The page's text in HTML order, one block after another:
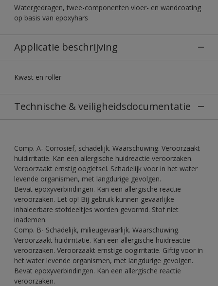
Watergedragen, twee-componenten vloer- en wandcoating
op basis van epoxyhars
Applicatie beschrijving
Kwast en roller
Technische & veiligheidsdocumentatie
Comp. A- Corrosief, schadelijk. Waarschuwing. Veroorzaakt
huidirritatie. Kan een allergische huidreactie veroorzaken.
Veroorzaakt ernstig oogletsel. Schadelijk voor in het water
levende organismen, met langdurige gevolgen.
Bevat epoxyverbindingen. Kan een allergische reactie
veroorzaken. Let op! Bij gebruik kunnen gevaarlijke
inhaleerbare stofdeeltjes worden gevormd. Stof niet
inademen.
Comp. B- Schadelijk, milieugevaarlijk. Waarschuwing.
Veroorzaakt huidirritatie. Kan een allergische huidreactie
veroorzaken. Veroorzaakt ernstige oogirritatie. Giftig voor in
het water levende organismen, met langdurige gevolgen.
Bevat epoxyverbindingen. Kan een allergische reactie
veroorzaken.